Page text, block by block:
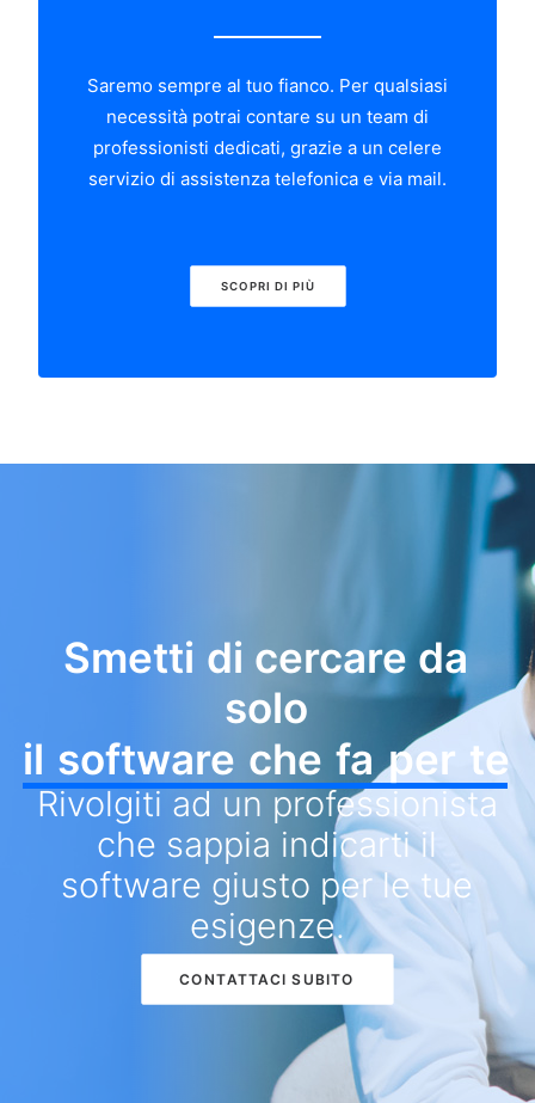
Saremo sempre al tuo fianco. Per qualsiasi
necessità potrai contare su un team di
professionisti dedicati, grazie a un celere
servizio di assistenza telefonica e via mail.
SCOPRI DI PIÙ
Smetti di cercare da
solo
il software che fa per te
Rivolgiti ad un professionista
che sappia indicarti il
software giusto per le tue
esigenze.
CONTATTACI SUBITO